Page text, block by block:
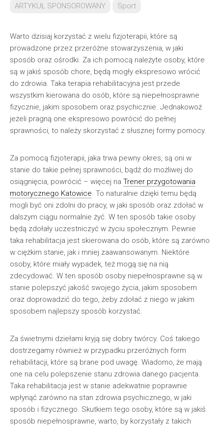
ARTYKUŁ SPONSOROWANY
Sport
Warto dzisiaj korzystać z wielu fizjoterapii, które są
prowadzone przez przeróżne stowarzyszenia, w jaki
sposób oraz ośrodki. Za ich pomocą należyte osoby, które
są w jakiś sposób chore, będą mogły ekspresowo wrócić
do zdrowia. Taka terapia rehabilitacyjna jest przede
wszystkim kierowana do osób, które są niepełnosprawne
fizycznie, jakim sposobem oraz psychicznie. Jednakowoż
jeżeli pragną one ekspresowo powrócić do pełnej
sprawności, to należy skorzystać z słusznej formy pomocy.
Za pomocą fizjoterapii, jaka trwa pewny okres, są oni w
stanie do takie pełnej sprawności, bądź do możliwej do
osiągnięcia, powrócić – więcej na Trener przygotowania
motorycznego Katowice. To naturalnie dzięki temu będą
mogli być oni zdolni do pracy, w jaki sposób oraz zdołać w
dalszym ciągu normalnie żyć. W ten sposób takie osoby
będą zdołały uczestniczyć w życiu społecznym. Pewnie
taka rehabilitacja jest skierowana do osób, które są zarówno
w ciężkim stanie, jak i mniej zaawansowanym. Niektóre
osoby, które miały wypadek, też mogą się na nią
zdecydować. W ten sposób osoby niepełnosprawne są w
stanie polepszyć jakość swojego życia, jakim sposobem
oraz doprowadzić do tego, żeby zdołać z niego w jakim
sposobem najlepszy sposób korzystać.
Za świetnymi dziełami kryją się dobry twórcy. Coś takiego
dostrzegamy również w przypadku przeróżnych form
rehabilitacji, które są brane pod uwagę. Wiadomo, że mają
one na celu polepszenie stanu zdrowia danego pacjenta.
Taka rehabilitacja jest w stanie adekwatnie poprawnie
wpłynąć zarówno na stan zdrowia psychicznego, w jaki
sposób i fizycznego. Skutkiem tego osoby, które są w jakiś
sposób niepełnosprawne, warto, by korzystały z takich